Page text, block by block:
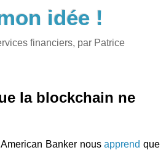
idée !
financiers, par Patrice
la blockchain ne
American Banker nousapprend que